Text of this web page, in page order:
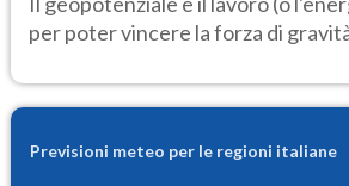
per poter vincere la forza di
Previsioni meteo per le regioni italiane